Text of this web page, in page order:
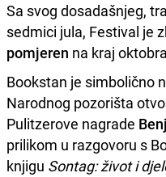
Sa svog dosadašnjeg,
sedmici jula, Festival je
pomjeren na kraj
Bookstan je simbolično
Narodnog pozorišta
Pulitzerove nagrade
prilikom u razgovoru s
knjigu Sontag: život i